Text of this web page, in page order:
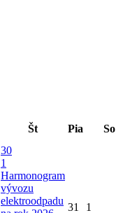
Št Pia
So
30
1
Harmonogram
vývozu
elektroodpadu
31 1